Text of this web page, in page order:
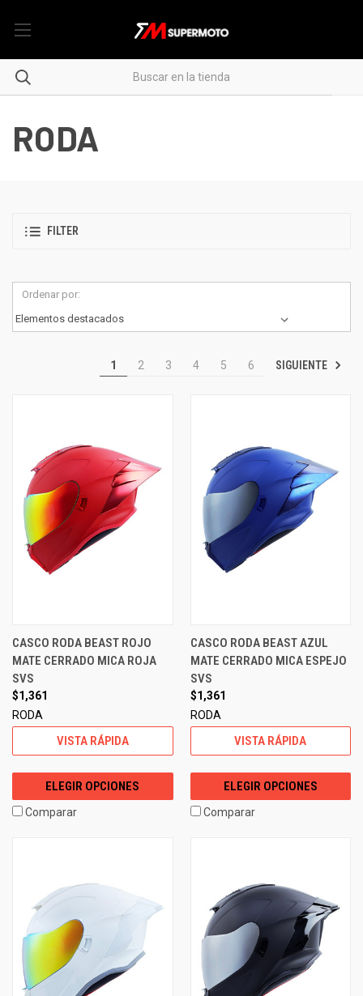
RODA
FILTER
Ordenar por:
1 2 3 4 5 6 SIGUIENTE
CASCO RODA BEAST ROJO
MATE CERRADO MICA ROJA
SVS
$1,361
RODA
VISTA RÁPIDA
ELEGIR OPCIONES
Comparar
CASCO RODA BEAST AZUL
MATE CERRADO MICA ESPEJO
SVS
$1,361
RODA
VISTA RÁPIDA
ELEGIR OPCIONES
Comparar